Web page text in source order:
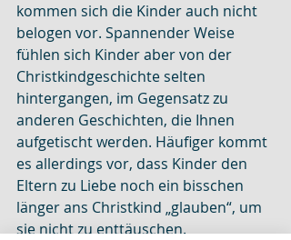
kommen sich die Kinder auch nicht
belogen vor. Spannender Weise
fühlen sich Kinder aber von der
Christkindgeschichte selten
hintergangen, im Gegensatz zu
anderen Geschichten, die Ihnen
aufgetischt werden. Häufiger kommt
es allerdings vor, dass Kinder den
Eltern zu Liebe noch ein bisschen
länger ans Christkind „glauben“, um
sie nicht zu enttäuschen.